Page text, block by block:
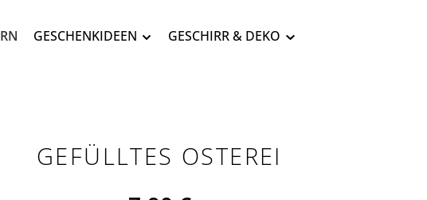
GESCHENKIDEEN GESCHIRR & DEKO
GEFÜLLTES OSTEREI